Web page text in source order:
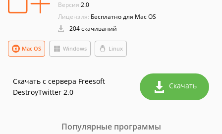
Версия:2.0
Лицензия: Бесплатно для Mac OS
204 скачиваний
Windows Linux
Mac OS
Скачать с сервера Freesoft
DestroyTwitter 2.0
Скачать
Популярные программы